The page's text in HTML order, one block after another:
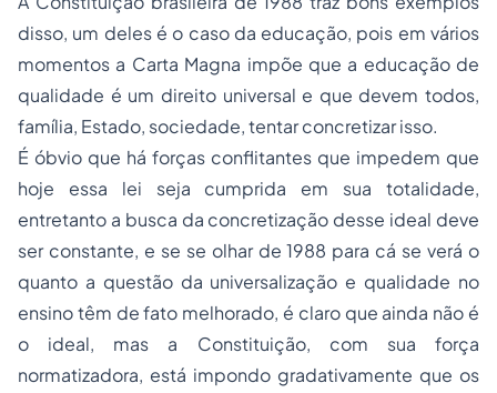
disso, um deles é o caso da educação, pois em vários
momentos a Carta Magna impõe que a educação de
qualidade é um direito universal e que devem todos,
família, Estado, sociedade, tentar concretizar isso.
É óbvio que há forças conflitantes que impedem que
hoje essa lei seja cumprida em sua totalidade,
entretanto a busca da concretização desse ideal deve
ser constante, e se se olhar de 1988 para cá se verá o
quanto a questão da universalização e qualidade no
ensino têm de fato melhorado, é claro que ainda não é
o ideal, mas a Constituição, com sua força
normatizadora, está impondo gradativamente que os